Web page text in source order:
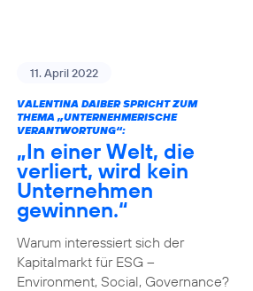
11. April 2022
VALENTINA DAIBER SPRICHT ZUM
THEMA „UNTERNEHMERISCHE
VERANTWORTUNG“:
„In einer Welt, die
verliert, wird kein
Unternehmen
gewinnen.“
Warum interessiert sich der
Kapitalmarkt für ESG –
Environment, Social, Governance?